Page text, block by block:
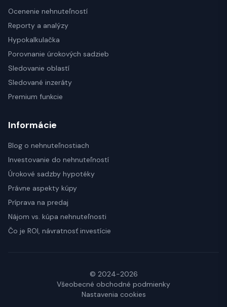
Ocenenie nehnuteľností
Reporty a analýzy
Hypokalkulačka
Porovnanie úrokových sadzieb
Sledovanie oblastí
Sledované inzeráty
Premium funkcie
Informácie
Blog o nehnuteľnostiach
Investovanie do nehnuteľností
Úrokové sadzby hypotéky
Právne aspekty kúpy
Príprava na predaj
Nájom vs. kúpa nehnuteľnosti
Čo je ROI, návratnosť investície
© 2024-2026
Všeobecné obchodné podmienky
Nastavenia cookies